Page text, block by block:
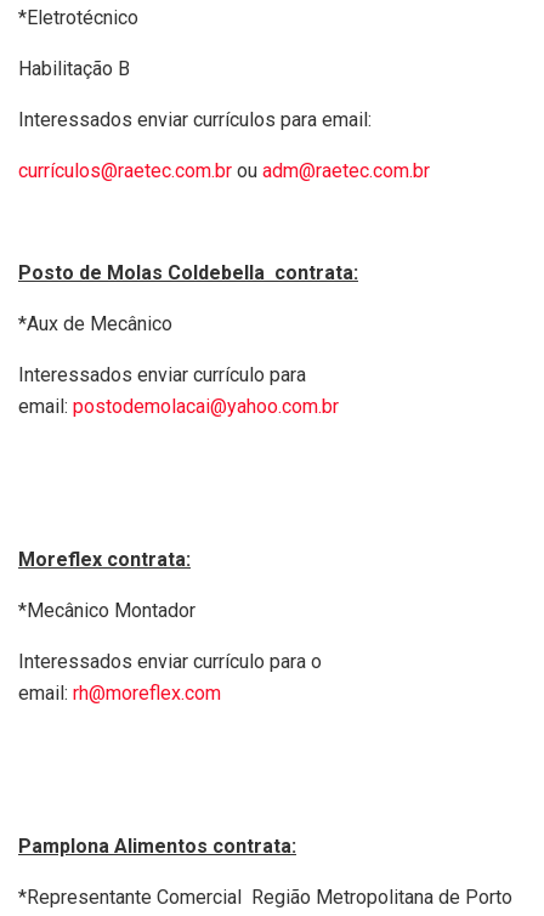
*Eletrotécnico
Habilitação B
Interessados enviar currículos para email:
currículos@raetec.com.br ou adm@raetec.com.br
Posto de Molas Coldebella contrata:
*Aux de Mecânico
Interessados enviar currículo para
email: postodemolacai@yahoo.com.br
Moreflex contrata:
*Mecânico Montador
Interessados enviar currículo para o
email: rh@moreflex.com
Pamplona Alimentos contrata:
*Representante Comercial Região Metropolitana de Porto